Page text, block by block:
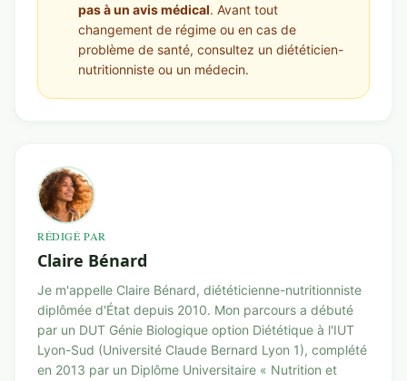
pas à un avis médical. Avant tout
changement de régime ou en cas de
problème de santé, consultez un diététicien-
nutritionniste ou un médecin.
RÉDIGÉ PAR
Claire Bénard
Je m'appelle Claire Bénard, diététicienne-nutritionniste
diplômée d'État depuis 2010. Mon parcours a débuté
par un DUT Génie Biologique option Diététique à l'IUT
Lyon-Sud (Université Claude Bernard Lyon 1), complété
en 2013 par un Diplôme Universitaire « Nutrition et